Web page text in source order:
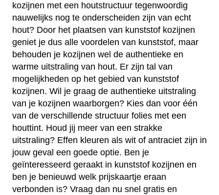
kozijnen met een houtstructuur tegenwoordig
nauwelijks nog te onderscheiden zijn van echt
hout? Door het plaatsen van kunststof kozijnen
geniet je dus alle voordelen van kunststof, maar
behouden je kozijnen wel de authentieke en
warme uitstraling van hout. Er zijn tal van
mogelijkheden op het gebied van kunststof
kozijnen. Wil je graag de authentieke uitstraling
van je kozijnen waarborgen? Kies dan voor één
van de verschillende structuur folies met een
houttint. Houd jij meer van een strakke
uitstraling? Effen kleuren als wit of antraciet zijn in
jouw geval een goede optie. Ben je
geïnteresseerd geraakt in kunststof kozijnen en
ben je benieuwd welk prijskaartje eraan
verbonden is? Vraag dan nu snel gratis en